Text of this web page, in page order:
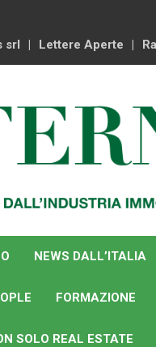
srl Lettere Aperte
NEWS DALL’ITALIA
FORMAZIONE
SOLO REAL ESTATE